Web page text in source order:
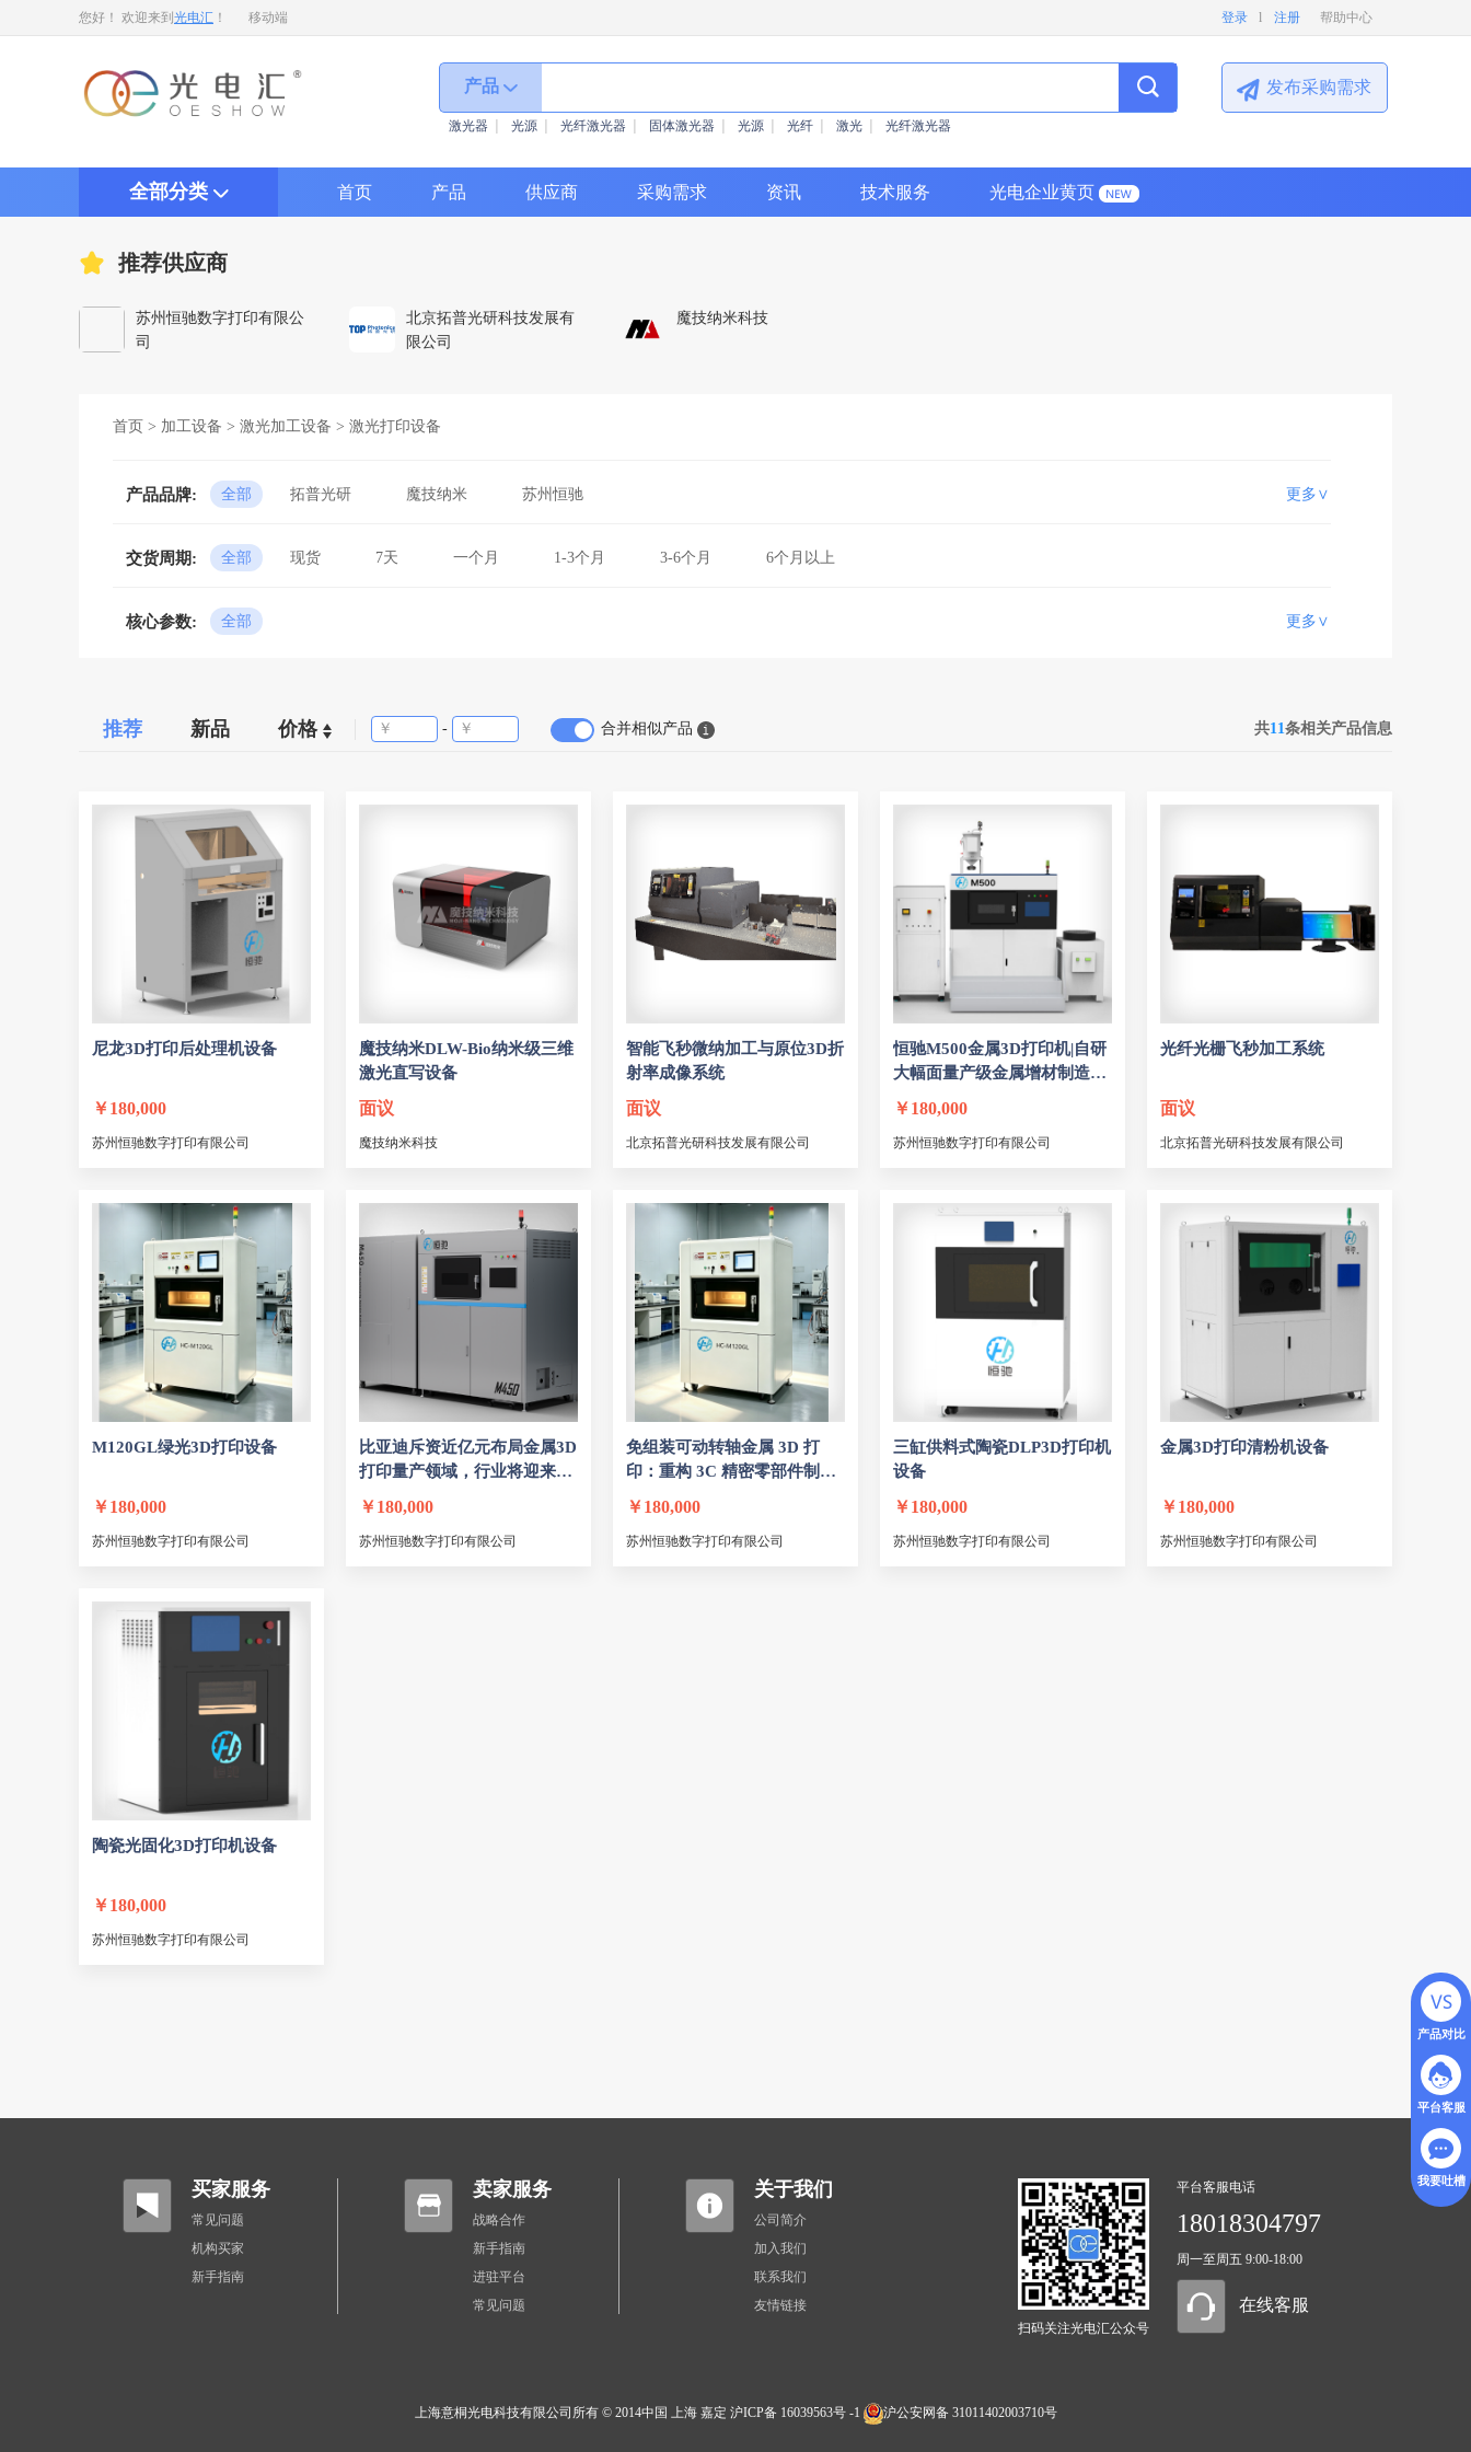
产品对比
平台客服
我要吐槽
您好！ 欢迎来到 光电汇 ！ 移动端 登录 l 注册 帮助中心
产品
激光器 光源 光纤激光器 固体激光器 光源 光纤 激光 光纤激光器
发布采购需求
全部分类 首页 产品 供应商 采购需求 资讯 技术服务 光电企业黄页
推荐供应商
苏州恒驰数字打印有限公
司
北京拓普光研科技发展有
限公司
魔技纳米科技
首页 > 加工设备 > 激光加工设备 > 激光打印设备
产品品牌: 全部 拓普光研 魔技纳米 苏州恒驰 更多∨
交货周期: 全部 现货 7天 一个月 1-3个月 3-6个月 6个月以上
核心参数: 全部 更多∨
推荐 新品 价格 - 合并相似产品 共11条相关产品信息
尼龙3D打印后处理机设备
￥180,000
苏州恒驰数字打印有限公司
魔技纳米DLW-Bio纳米级三维
激光直写设备
面议
魔技纳米科技
智能飞秒微纳加工与原位3D折
射率成像系统
面议
北京拓普光研科技发展有限公司
恒驰M500金属3D打印机|自研
大幅面量产级金属增材制造设
￥180,000
苏州恒驰数字打印有限公司
光纤光栅飞秒加工系统
面议
北京拓普光研科技发展有限公司
M120GL绿光3D打印设备
￥180,000
苏州恒驰数字打印有限公司
比亚迪斥资近亿元布局金属3D
打印量产领域，行业将迎来新
￥180,000
苏州恒驰数字打印有限公司
免组装可动转轴金属 3D 打
印：重构 3C 精密零部件制造
￥180,000
苏州恒驰数字打印有限公司
三缸供料式陶瓷DLP3D打印机
设备
￥180,000
苏州恒驰数字打印有限公司
金属3D打印清粉机设备
￥180,000
苏州恒驰数字打印有限公司
陶瓷光固化3D打印机设备
￥180,000
苏州恒驰数字打印有限公司
买家服务
常见问题
机构买家
新手指南
卖家服务
战略合作
新手指南
进驻平台
常见问题
关于我们
公司简介
加入我们
联系我们
友情链接
扫码关注光电汇公众号
平台客服电话
18018304797
周一至周五 9:00-18:00
在线客服
上海意桐光电科技有限公司所有 © 2014中国 上海 嘉定 沪ICP备 16039563号 -1 沪公安网备 31011402003710号